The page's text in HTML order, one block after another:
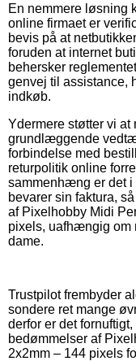
En nemmere løsning
online firmaet er
bevis på at
foruden at internet
behersker
genvej til assistance,
indkøb.
Ydermere støtter vi at
grundlæggende
forbindelse med
returpolitik online
sammenhæng er det
bevarer sin faktura,
af Pixelhobby Midi
pixels, uafhængig om
dame.
Trustpilot frembyder
sondere ret mange
derfor er det
bedømmelser af
2x2mm – 144 pixels